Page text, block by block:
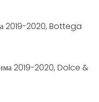
2019-2020, Bottega